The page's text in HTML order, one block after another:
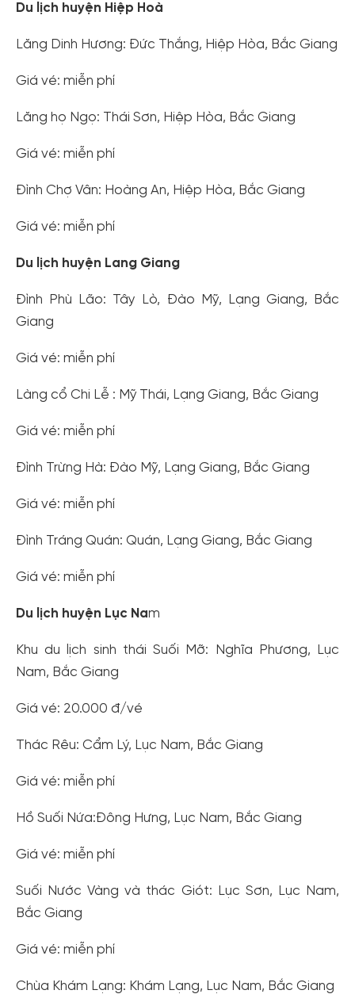
Du lịch huyện Hiệp Hoà
Lăng Dinh Hương: Đức Thắng, Hiệp Hòa, Bắc Giang
Giá vé: miễn phí
Lăng họ Ngọ: Thái Sơn, Hiệp Hòa, Bắc Giang
Giá vé: miễn phí
Đình Chợ Vân: Hoàng An, Hiệp Hòa, Bắc Giang
Giá vé: miễn phí
Du lịch huyện Lang Giang
Đình Phù Lão: Tây Lò, Đào Mỹ, Lạng Giang, Bắc
Giang
Giá vé: miễn phí
Làng cổ Chi Lễ : Mỹ Thái, Lạng Giang, Bắc Giang
Giá vé: miễn phí
Đình Trừng Hà: Đào Mỹ, Lạng Giang, Bắc Giang
Giá vé: miễn phí
Đình Tráng Quán: Quán, Lạng Giang, Bắc Giang
Giá vé: miễn phí
Du lịch huyện Lục Nam
Khu du lịch sinh thái Suối Mỡ: Nghĩa Phương, Lục
Nam, Bắc Giang
Giá vé: 20.000 đ/vé
Thác Rêu: Cẩm Lý, Lục Nam, Bắc Giang
Giá vé: miễn phí
Hồ Suối Nứa:Đông Hưng, Lục Nam, Bắc Giang
Giá vé: miễn phí
Suối Nước Vàng và thác Giót: Lục Sơn, Lục Nam,
Bắc Giang
Giá vé: miễn phí
Chùa Khám Lạng: Khám Lạng, Lục Nam, Bắc Giang